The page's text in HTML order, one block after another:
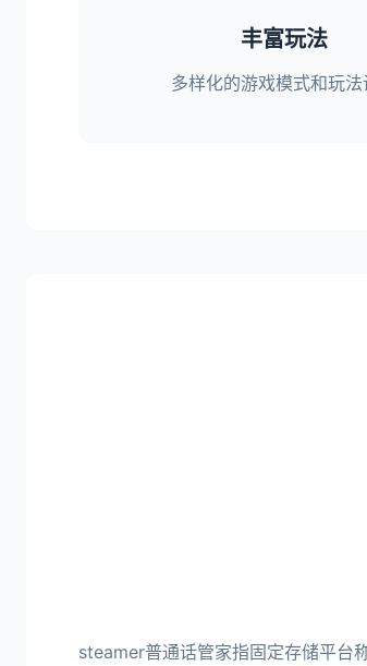
丰富玩法
多样化的游戏模式和玩法
steamer普通话管家指固定存储平台